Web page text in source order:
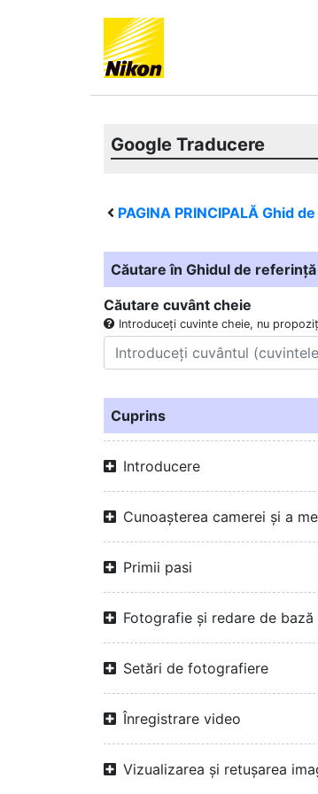
Google Traducere
PAGINA PRINCIPALĂ Ghid
Căutare în Ghidul de referință
Căutare cuvânt cheie
Introduceți cuvinte cheie, nu
Cuprins
Introducere
Cunoașterea camerei și a
Primii pasi
Fotografie și redare de bază
Setări de fotografiere
Înregistrare video
Vizualizarea și retușarea